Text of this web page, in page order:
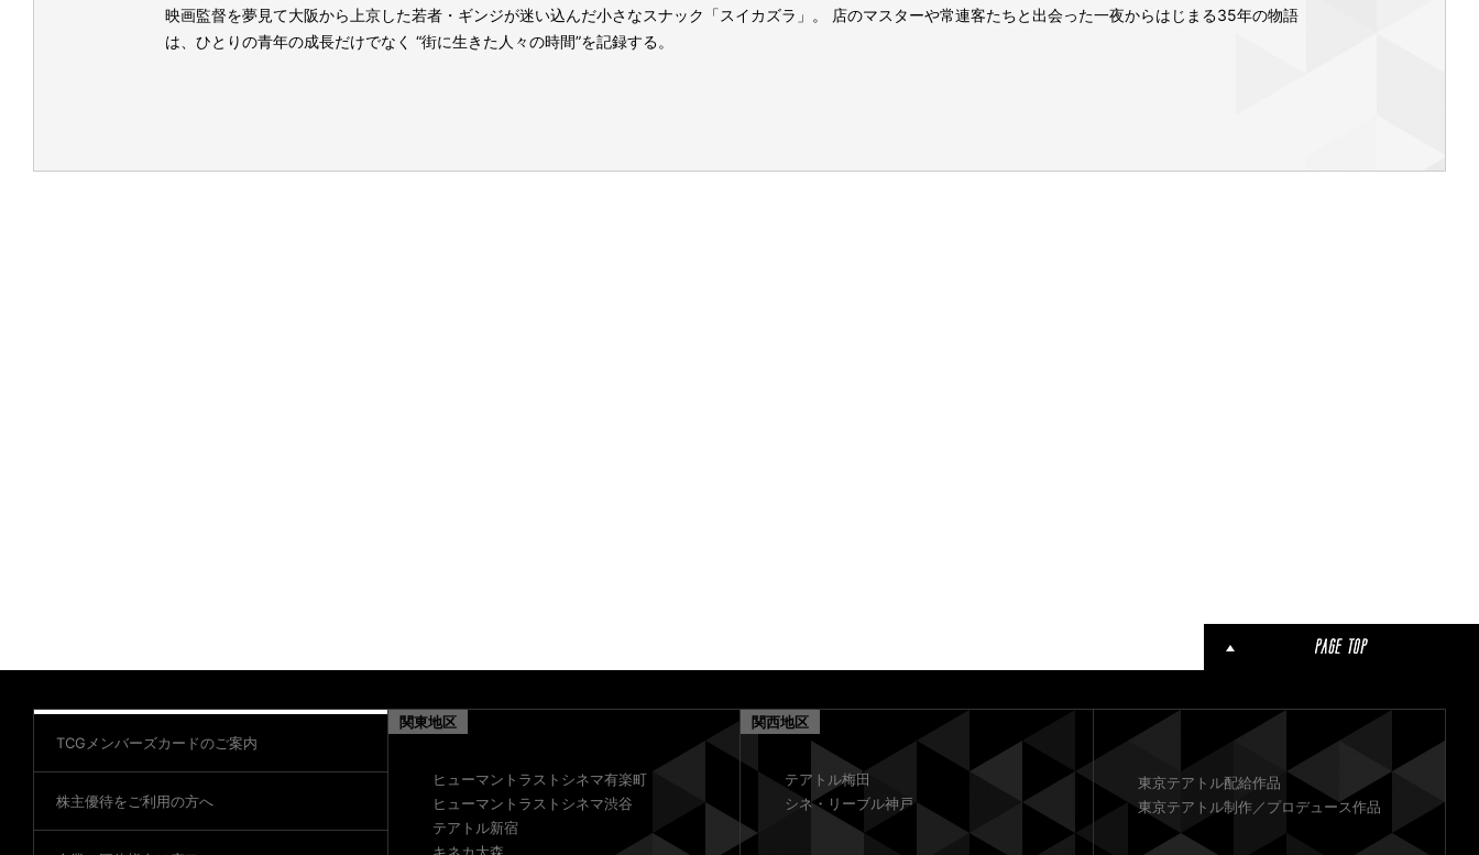
映画監督を夢見て大阪から上京した若者・ギンジが迷い込んだ小さなスナック「スイカズラ」。 店のマスターや常連客たちと出会った一夜からはじまる35年の物語
は、ひとりの青年の成長だけでなく “街に生きた人々の時間”を記録する。
TCGメンバーズカードのご案内
株主優待をご利用の方へ
関東地区
ヒューマントラストシネマ有楽町
ヒューマントラストシネマ渋谷
テアトル新宿
関西地区
テアトル梅田
シネ・リーブル神戸
東京テアトル配給作品
東京テアトル制作／プロデュース作品